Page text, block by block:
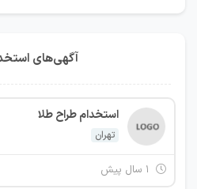
آگهی‌های
استخدام طراح طلا
تهران